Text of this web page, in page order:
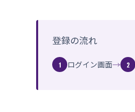
登録の流れ
1 ログイン画面→ 2